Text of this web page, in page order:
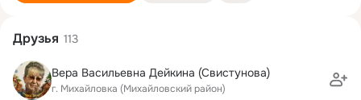
Друзья 113
Вера Васильевна Дейкина (Свистунова)
г. Михайловка (Михайловский район)